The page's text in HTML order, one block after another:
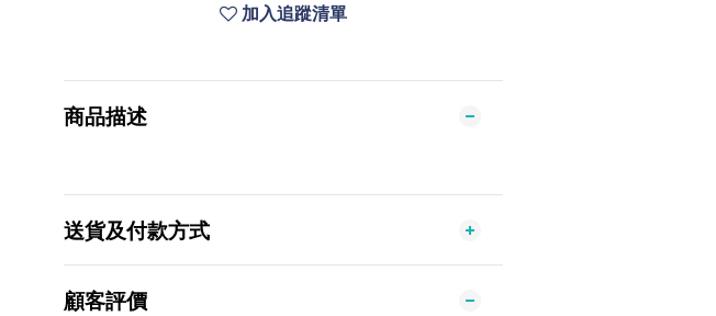
加入追蹤清單
商品描述
送貨及付款方式
顧客評價